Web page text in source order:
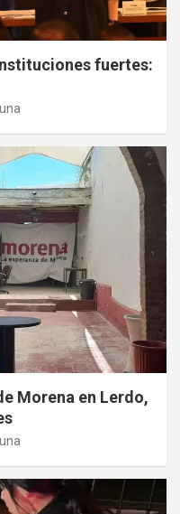
fuertes:
Morena en Lerdo,